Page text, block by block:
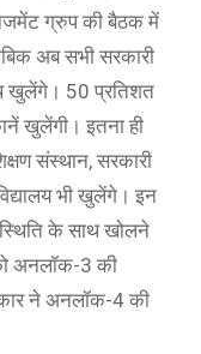
ग्रुप की बैठक में
अब सभी सरकारी
खुलेंगे। 50 प्रतिशत
खुलेंगी। इतना ही
संस्थान, सरकारी
भी खुलेंगे। इन
के साथ खोलने
अनलॉक-3 की
ने अनलॉक-4 की